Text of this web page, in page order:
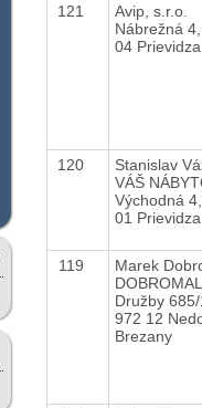
121
Avip, s.r.o.
Nábrežná
04 Prievidza
120
Stanislav
VÁŠ
Východná
01 Prievidza
119
Marek
DOBROMAL
Družby 685/
972 12
Brezany